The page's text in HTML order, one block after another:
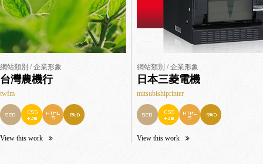
網站類別 / 企業形象
台灣農機行
twfm
View this work
網站類別 / 企業形象
日本三菱電機
mitsubishiprinter
View this work